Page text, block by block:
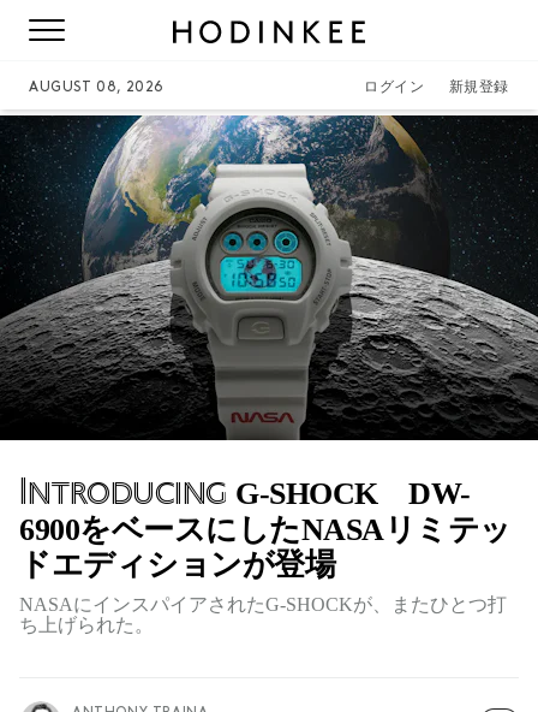
AUGUST 08, 2026 ログイン 新規登録
Introducing G-SHOCK DW-
6900をベースにしたNASAリミテッ
ドエディションが登場
NASAにインスパイアされたG-SHOCKが、またひとつ打
ち上げられた。